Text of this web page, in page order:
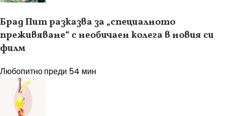
Брад Пит разказва за „специалното
преживяване“ с необичаен колега в новия си
филм
Любопитнопреди 54 мин